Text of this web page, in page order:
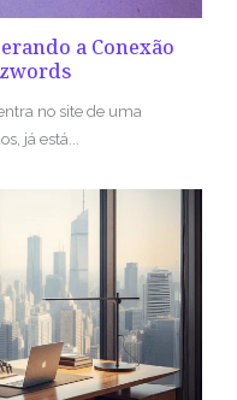
a Conexão
no site de uma
já está...